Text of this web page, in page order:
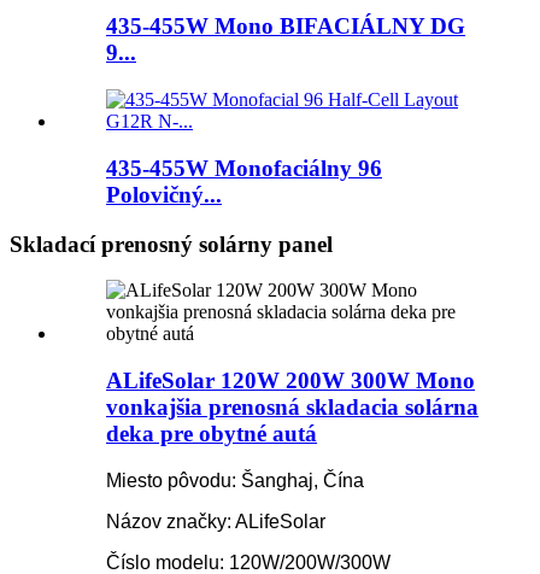
435-455W Mono BIFACIÁLNY DG
9...
435-455W Monofaciálny 96
Polovičný...
Skladací prenosný solárny panel
ALifeSolar 120W 200W 300W Mono
vonkajšia prenosná skladacia solárna
deka pre obytné autá
Miesto pôvodu: Šanghaj, Čína
Názov značky: ALifeSolar
Číslo modelu: 120W/200W/300W